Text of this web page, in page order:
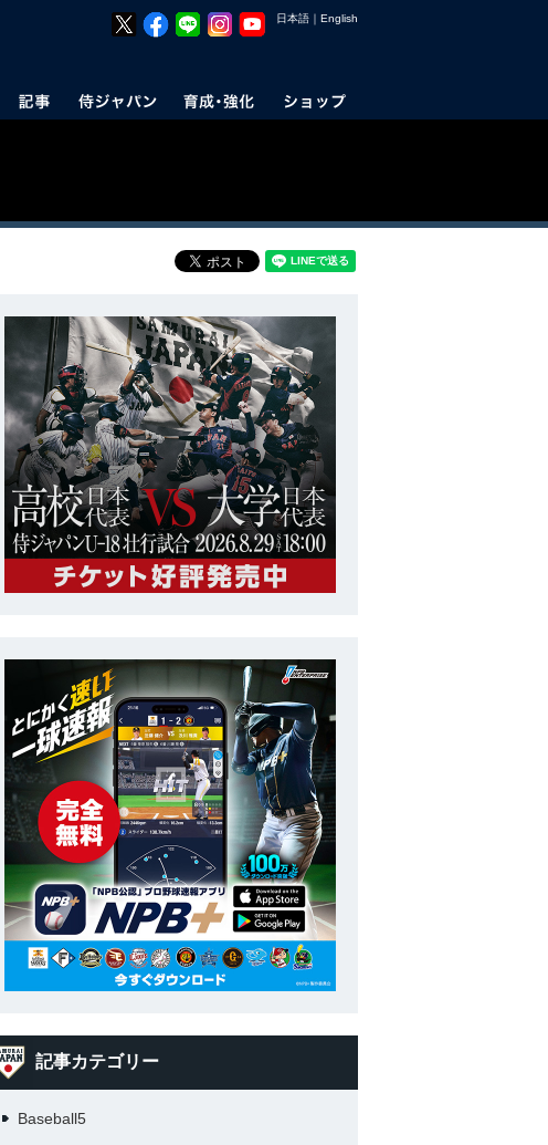
日本語 ｜ English
記事カテゴリー
Baseball5